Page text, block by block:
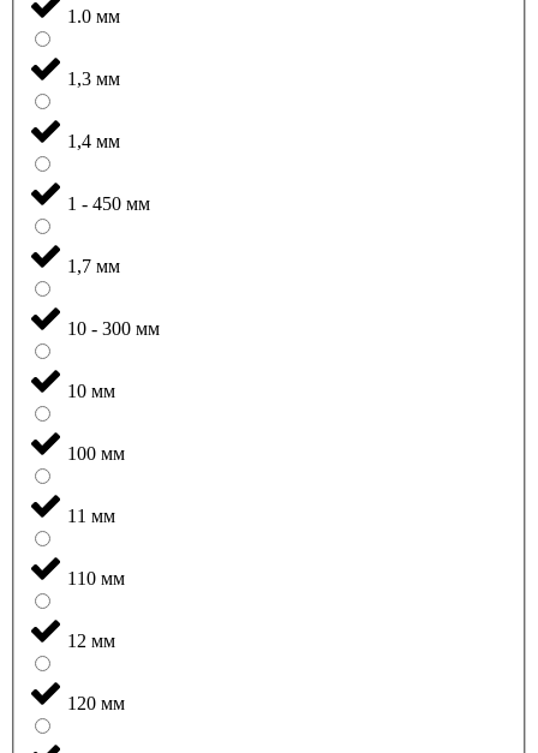
1.0 мм
1,3 мм
1,4 мм
1 - 450 мм
1,7 мм
10 - 300 мм
10 мм
100 мм
11 мм
110 мм
12 мм
120 мм